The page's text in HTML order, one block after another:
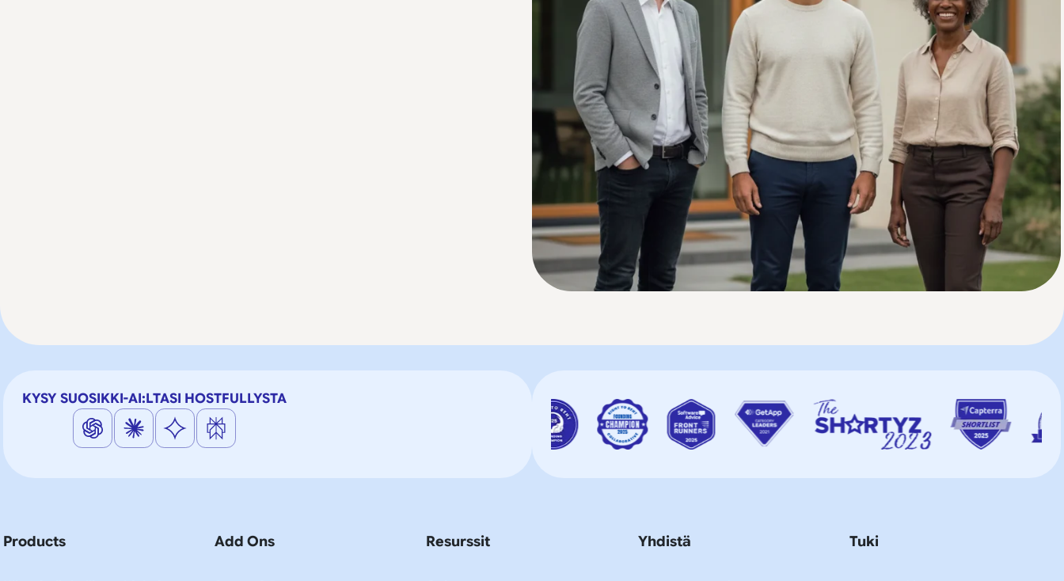
KYSY SUOSIKKI-AI:LTASI HOSTFULLYSTA
Products Add Ons Resurssit Yhdistä Tuki